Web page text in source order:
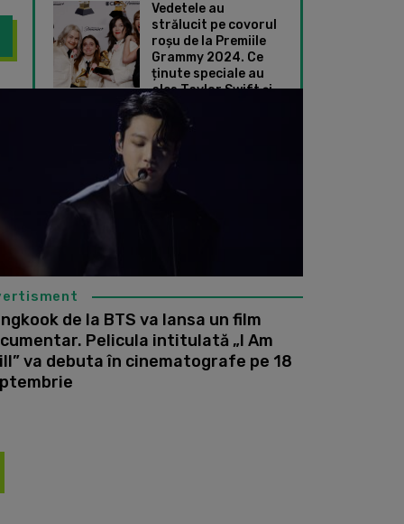
Vedetele au
strălucit pe covorul
roșu de la Premiile
Grammy 2024. Ce
ținute speciale au
ales Taylor Swift și
Dua Lipa
a fost văzut îndreptându-se către noul său studio de lux
de la BTS va lansa un film
Pelicula intitulată „I Am
va debuta în cinematografe pe 18